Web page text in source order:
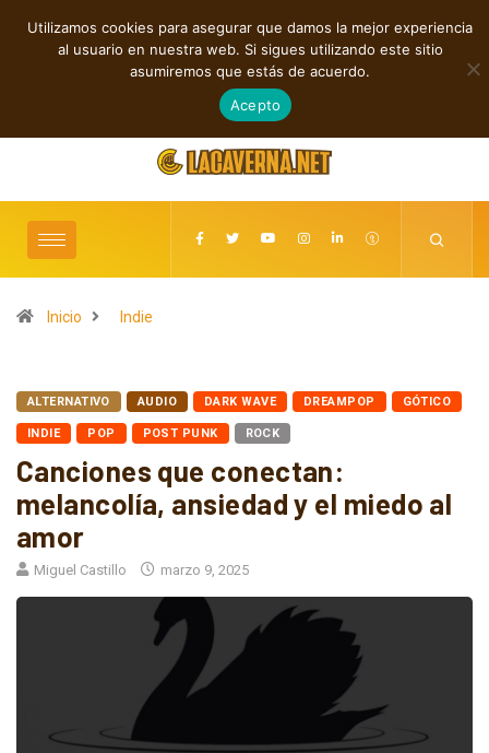
TENDENCIAS
Shaven Primates: Un estallido de Hard Rock contra el control digital
agosto 7, 2026
Inicio Indie
ALTERNATIVO AUDIO DARK WAVE DREAMPOP GÓTICO
INDIE POP POST PUNK ROCK
Canciones que conectan:
melancolía, ansiedad y el miedo al
amor
Miguel Castillo marzo 9, 2025
Utilizamos cookies para asegurar que damos la mejor experiencia
al usuario en nuestra web. Si sigues utilizando este sitio
asumiremos que estás de acuerdo.
Acepto